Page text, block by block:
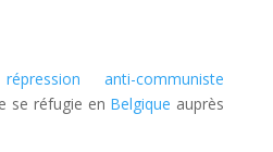
répression anti-communiste
se réfugie en Belgique auprès